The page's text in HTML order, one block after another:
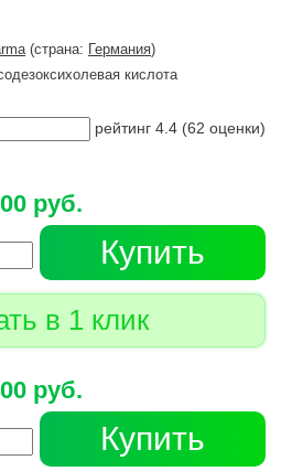
(страна: Германия)
кислота
рейтинг 4.4 (62 оценки)
руб.
Купить
в 1 клик
руб.
Купить